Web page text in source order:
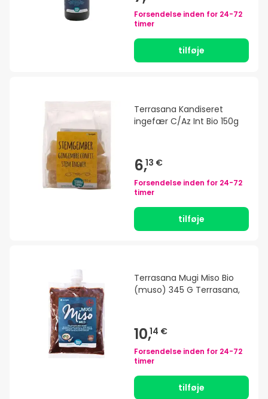
Forsendelse inden for 24-72
timer
tilføje
Terrasana Kandiseret
ingefær C/Az Int Bio 150g
6,13 €
Forsendelse inden for 24-72
timer
tilføje
Terrasana Mugi Miso Bio
(muso) 345 G Terrasana,
10,14 €
Forsendelse inden for 24-72
timer
tilføje